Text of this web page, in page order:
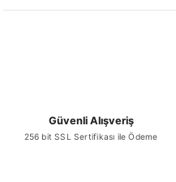
Güvenli Alışveriş
256 bit SSL Sertifikası ile Ödeme